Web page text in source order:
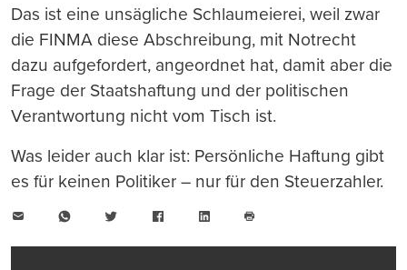
Das ist eine unsägliche Schlaumeierei, weil zwar
die FINMA diese Abschreibung, mit Notrecht
dazu aufgefordert, angeordnet hat, damit aber die
Frage der Staatshaftung und der politischen
Verantwortung nicht vom Tisch ist.
Was leider auch klar ist: Persönliche Haftung gibt
es für keinen Politiker – nur für den Steuerzahler.
WhatsAppTwitter FacebookLinkedIn
drucken